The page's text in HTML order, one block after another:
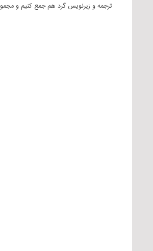
ترجمه و زیرنویس گرد هم جمع کنیم و